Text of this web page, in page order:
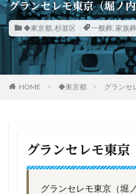
グランセレモ東京（堀ノ
◆東京都, 杉並区 一般葬, 家族葬
HOME ◆東京都 グランセ
グランセレモ東京
グランセレモ東京（堀